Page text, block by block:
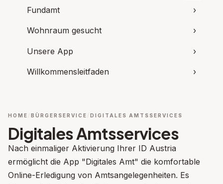
Fundamt
›
Wohnraum gesucht ›
Unsere App ›
Willkommensleitfaden ›
HOME BÜRGERSERVICE DIGITALES AMTSSERVICES
Digitales Amtsservices
Nach einmaliger Aktivierung Ihrer ID Austria
ermöglicht die App "Digitales Amt" die komfortable
Online-Erledigung von Amtsangelegenheiten. Es